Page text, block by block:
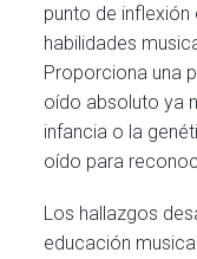
punto de inflexión
habilidades
Proporciona una
oído absoluto ya
infancia o la
oído para
Los hallazgos
educación